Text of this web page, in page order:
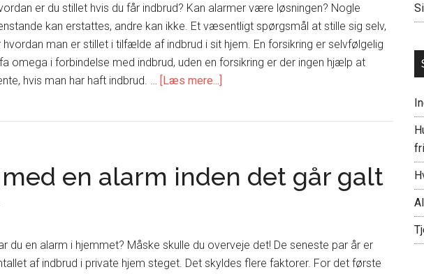
er du stillet hvis du får indbrud? Kan alarmer være løsningen? Nogle
kan erstattes, andre kan ikke. Et væsentligt spørgsmål at stille sig selv,
hvordan man er stillet i tilfælde af indbrud i sit hjem. En forsikring er selvfølgelig
omega i forbindelse med indbrud, uden en forsikring er der ingen hjælp at
hvis man har haft indbrud. … [Læs mere...]
en alarm inden det går galt
du en alarm i hjemmet? Måske skulle du overveje det! De seneste par år er
af indbrud i private hjem steget. Det skyldes flere faktorer. For det første